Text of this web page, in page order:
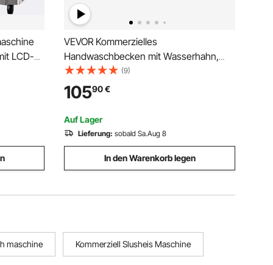
LCD-
&
VEVOR Kommerzielles
Handwaschbecken mit Wasserhahn,
Kleines Handwaschbecken,
Wandmontage-Handwaschbecken für
Restaurant, Küche, Bar, Garage und
Haus, 432 x 381 x 330 mm
(9)
10590€
Auf Lager
Lieferung: sobald Sa.Aug 8
In den Warenkorb legen
maschine Kommerziell Slusheis Maschine